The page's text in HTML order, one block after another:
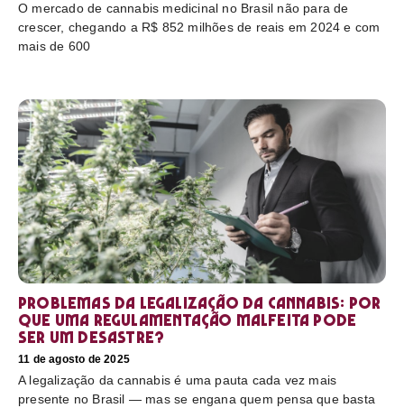
O mercado de cannabis medicinal no Brasil não para de
crescer, chegando a R$ 852 milhões de reais em 2024 e com
mais de 600
Problemas da legalização da cannabis: por
que uma regulamentação malfeita pode
ser um desastre?
11 de agosto de 2025
A legalização da cannabis é uma pauta cada vez mais
presente no Brasil — mas se engana quem pensa que basta